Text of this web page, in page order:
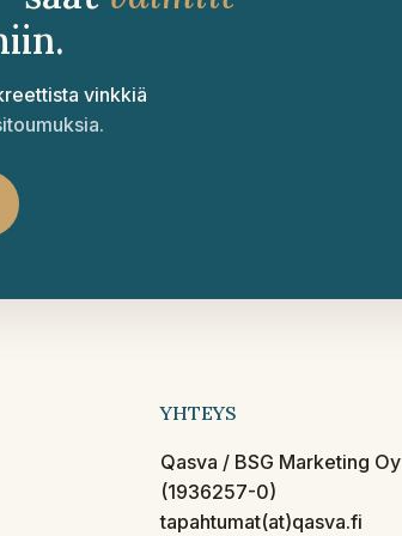
vinkkiä
YHTEYS
Qasva / BSG Marketing Oy
(1936257-0)
tapahtumat(at)qasva.fi